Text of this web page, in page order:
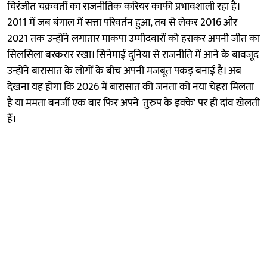
चिरंजीत चक्रवर्ती का राजनीतिक करियर काफी प्रभावशाली रहा है।
2011 में जब बंगाल में सत्ता परिवर्तन हुआ, तब से लेकर 2016 और
2021 तक उन्होंने लगातार माकपा उम्मीदवारों को हराकर अपनी जीत का
सिलसिला बरकरार रखा। सिनेमाई दुनिया से राजनीति में आने के बावजूद
उन्होंने बारासात के लोगों के बीच अपनी मजबूत पकड़ बनाई है। अब
देखना यह होगा कि 2026 में बारासात की जनता को नया चेहरा मिलता
है या ममता बनर्जी एक बार फिर अपने 'तुरुप के इक्के' पर ही दांव खेलती
हैं।